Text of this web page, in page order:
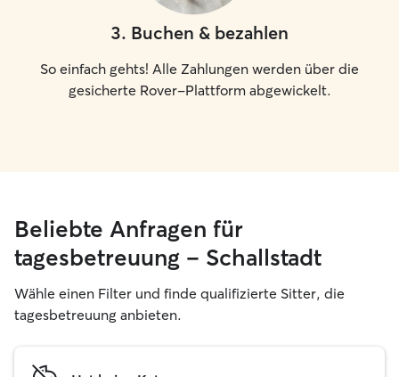
3. Buchen & bezahlen
So einfach gehts! Alle Zahlungen werden über die
gesicherte Rover-Plattform abgewickelt.
Beliebte Anfragen für
tagesbetreuung – Schallstadt
Wähle einen Filter und finde qualifizierte Sitter, die
tagesbetreuung anbieten.